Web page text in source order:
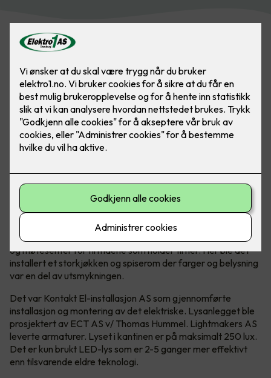
Felles kantine og møtesenter
Kantinen i Malmskriverveien 18 i Sandvika er en felles kantine
og møtesenter for firmaene som holder til her. Her ble det
installert et storkjøkken og spiserom der farger og belysning
var en del av utsmykningen.
Det var Kontakt El-installasjon AS som gjennomførte
installasjon og montering av det elektriske. Lysanlegget ble
prosjektert av ECT AS v/ Thomas Hummel. Lightmakers AS
leverte armaturer. Lyset i kantinen er på maksimalt 250 lux.
Det er kun brukt LED-lys som er 2-5 ganger mer effektivt
enn tilsvarende eldre teknologi.